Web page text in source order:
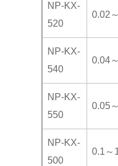
NP-KX-
520
0.02
NP-KX-
540
0.04
NP-KX-
550
0.05
NP-KX-
500
0.1～